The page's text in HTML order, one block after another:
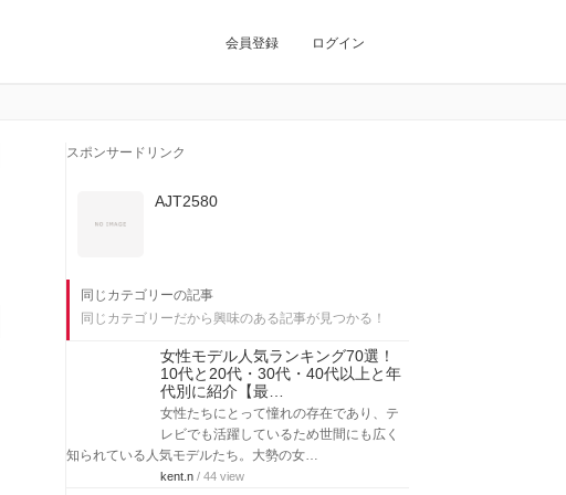
会員登録 ログイン
スポンサードリンク
AJT2580
同じカテゴリーの記事
同じカテゴリーだから興味のある記事が見つかる！
女性モデル人気ランキング70選！
10代と20代・30代・40代以上と年
代別に紹介【最…
女性たちにとって憧れの存在であり、テ
レビでも活躍しているため世間にも広く
知られている人気モデルたち。大勢の女…
kent.n / 44 view